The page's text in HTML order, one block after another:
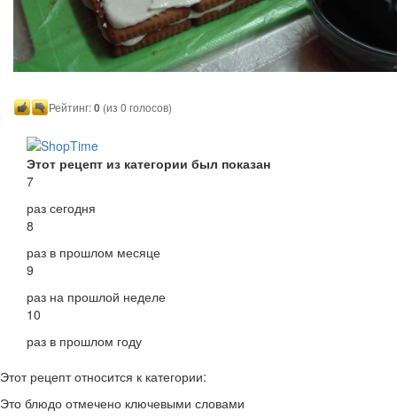
Рейтинг:0 (из 0 голосов)
Этот рецепт из категории был показан
7
раз сегодня
8
раз в прошлом месяце
9
раз на прошлой неделе
10
раз в прошлом году
Этот рецепт относится к категории:
Это блюдо отмечено ключевыми словами